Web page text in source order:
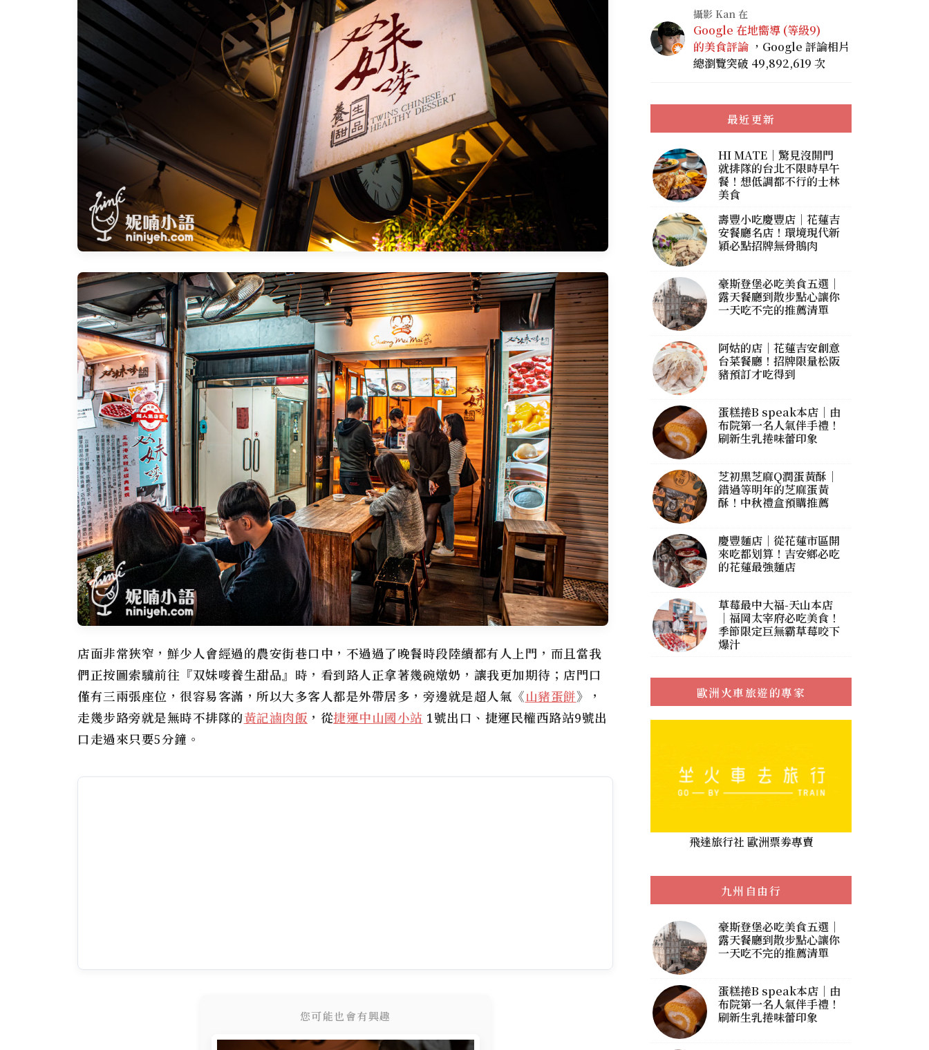
店面非常狹窄，鮮少人會經過的農安街巷口中，不過過了晚餐時段陸續都有人上門，而且當我
們正按圖索驥前往『双妹嘜養生甜品』時，看到路人正拿著幾碗燉奶，讓我更加期待；店門口
僅有三兩張座位，很容易客滿，所以大多客人都是外帶居多，旁邊就是超人氣《山豬蛋餅》，
走幾步路旁就是無時不排隊的黃記滷肉飯 ，從捷運中山國小站 1號出口、捷運民權西路站9號出
口走過來只要5分鐘。
您可能也會有興趣
攝影 Kan 在
Google 在地嚮導 (等級9)
的美食評論 ，Google 評論相片
總瀏覽突破 49,892,619 次
最近更新
HI MATE｜驚見沒開門
就排隊的台北不限時早午
餐！想低調都不行的士林
美食
壽豐小吃慶豐店｜花蓮吉
安餐廳名店！環境現代新
穎必點招牌無骨鵝肉
豪斯登堡必吃美食五選｜
露天餐廳到散步點心讓你
一天吃不完的推薦清單
阿姑的店｜花蓮吉安創意
台菜餐廳！招牌限量松阪
豬預訂才吃得到
蛋糕捲B speak本店｜由
布院第一名人氣伴手禮！
刷新生乳捲味蕾印象
芝初黑芝麻Q潤蛋黃酥｜
錯過等明年的芝麻蛋黃
酥！中秋禮盒預購推薦
慶豐麵店｜從花蓮市區開
來吃都划算！吉安鄉必吃
的花蓮最強麵店
草莓最中大福-天山本店
｜福岡太宰府必吃美食！
季節限定巨無霸草莓咬下
爆汁
歐洲火車旅遊的專家
飛達旅行社 歐洲票劵專賣
九州自由行
豪斯登堡必吃美食五選｜
露天餐廳到散步點心讓你
一天吃不完的推薦清單
蛋糕捲B speak本店｜由
布院第一名人氣伴手禮！
刷新生乳捲味蕾印象